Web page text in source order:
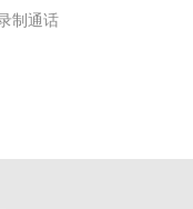
制通话